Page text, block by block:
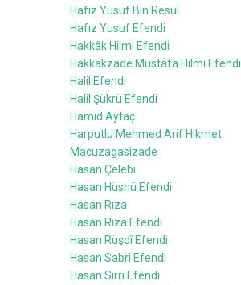
Hafız Yusuf Bin Resul
Hafız Yusuf Efendi
Hakkâk Hilmi Efendi
Hakkakzade Mustafa Hilmi Efendi
Halil Efendi
Halil Şükrü Efendi
Hamid Aytaç
Harputlu Mehmed Arif Hikmet
Macuzagasizade
Hasan Çelebi
Hasan Hüsnü Efendi
Hasan Rıza
Hasan Rıza Efendi
Hasan Rüşdî Efendi
Hasan Sabri Efendi
Hasan Sırrı Efendi